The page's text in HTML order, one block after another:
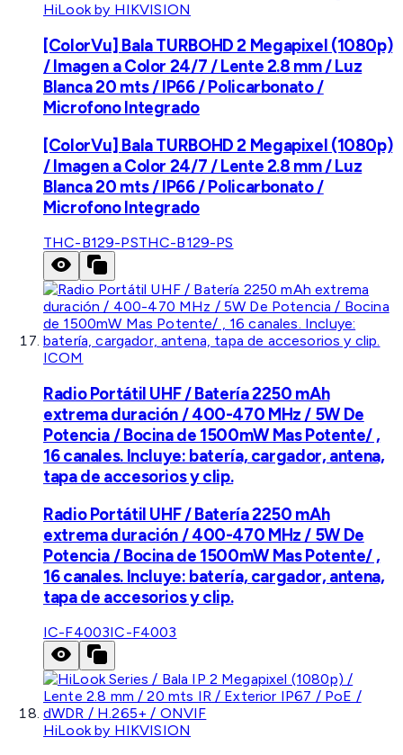
HiLook by HIKVISION
[ColorVu] Bala TURBOHD 2 Megapixel (1080p)
/ Imagen a Color 24/7 / Lente 2.8 mm / Luz
Blanca 20 mts / IP66 / Policarbonato /
Microfono Integrado
[ColorVu] Bala TURBOHD 2 Megapixel (1080p)
/ Imagen a Color 24/7 / Lente 2.8 mm / Luz
Blanca 20 mts / IP66 / Policarbonato /
Microfono Integrado
THC-B129-PSTHC-B129-PS
ICOM
Radio Portátil UHF / Batería 2250 mAh
extrema duración / 400-470 MHz / 5W De
Potencia / Bocina de 1500mW Mas Potente/ ,
16 canales. Incluye: batería, cargador, antena,
tapa de accesorios y clip.
Radio Portátil UHF / Batería 2250 mAh
extrema duración / 400-470 MHz / 5W De
Potencia / Bocina de 1500mW Mas Potente/ ,
16 canales. Incluye: batería, cargador, antena,
tapa de accesorios y clip.
IC-F4003IC-F4003
HiLook by HIKVISION